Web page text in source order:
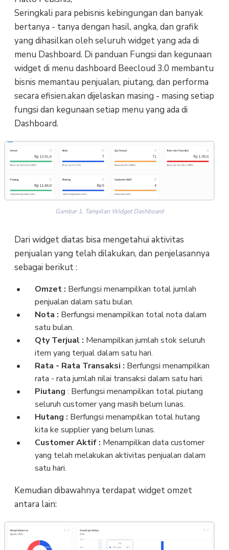
Seringkali para pebisnis kebingungan dan banyak
bertanya - tanya dengan hasil, angka, dan grafik
yang dihasilkan oleh seluruh widget yang ada di
menu Dashboard. Di panduan Fungsi dan kegunaan
widget di menu dashboard Beecloud 3.0 membantu
bisnis memantau penjualan, piutang, dan performa
secara efisien.akan dijelaskan masing - masing setiap
fungsi dan kegunaan setiap menu yang ada di
Dashboard.
Gambar 1. Tampilan Widget Dashboard
Dari widget diatas bisa mengetahui aktivitas
penjualan yang telah dilakukan, dan penjelasannya
sebagai berikut :
Omzet : Berfungsi menampilkan total jumlah
penjualan dalam satu bulan.
Nota : Berfungsi menampilkan total nota dalam
satu bulan.
Qty Terjual : Menampilkan jumlah stok seluruh
item yang terjual dalam satu hari.
Rata - Rata Transaksi : Berfungsi menampilkan
rata - rata jumlah nilai transaksi dalam satu hari.
Piutang : Berfungsi menampilkan total piutang
seluruh customer yang masih belum lunas.
Hutang : Berfungsi menampilkan total hutang
kita ke supplier yang belum lunas.
Customer Aktif : Menampilkan data customer
yang telah melakukan aktivitas penjualan dalam
satu hari.
Kemudian dibawahnya terdapat widget omzet
antara lain: